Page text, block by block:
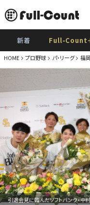
新着 Full-Count
HOME プロ野球 パ・リーグ 福
引退会見に臨んだソフトバンク・中